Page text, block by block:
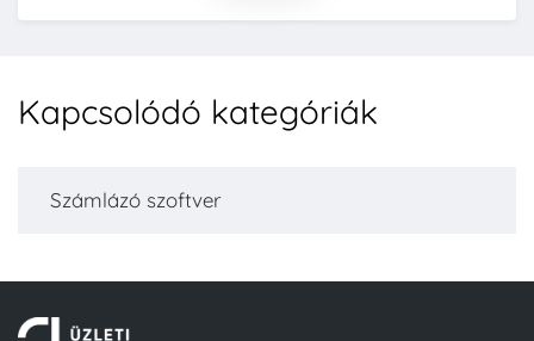
Kapcsolódó kategóriák
Számlázó szoftver